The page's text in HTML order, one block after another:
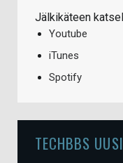
Jälkikäteen
Youtube
iTunes
Spotify
TECHBBS